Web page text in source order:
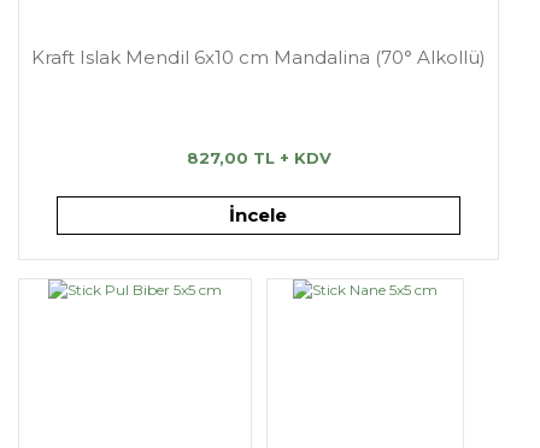
Kraft Islak Mendil 6x10 cm Mandalina (70° Alkollü)
827,00 TL + KDV
İncele